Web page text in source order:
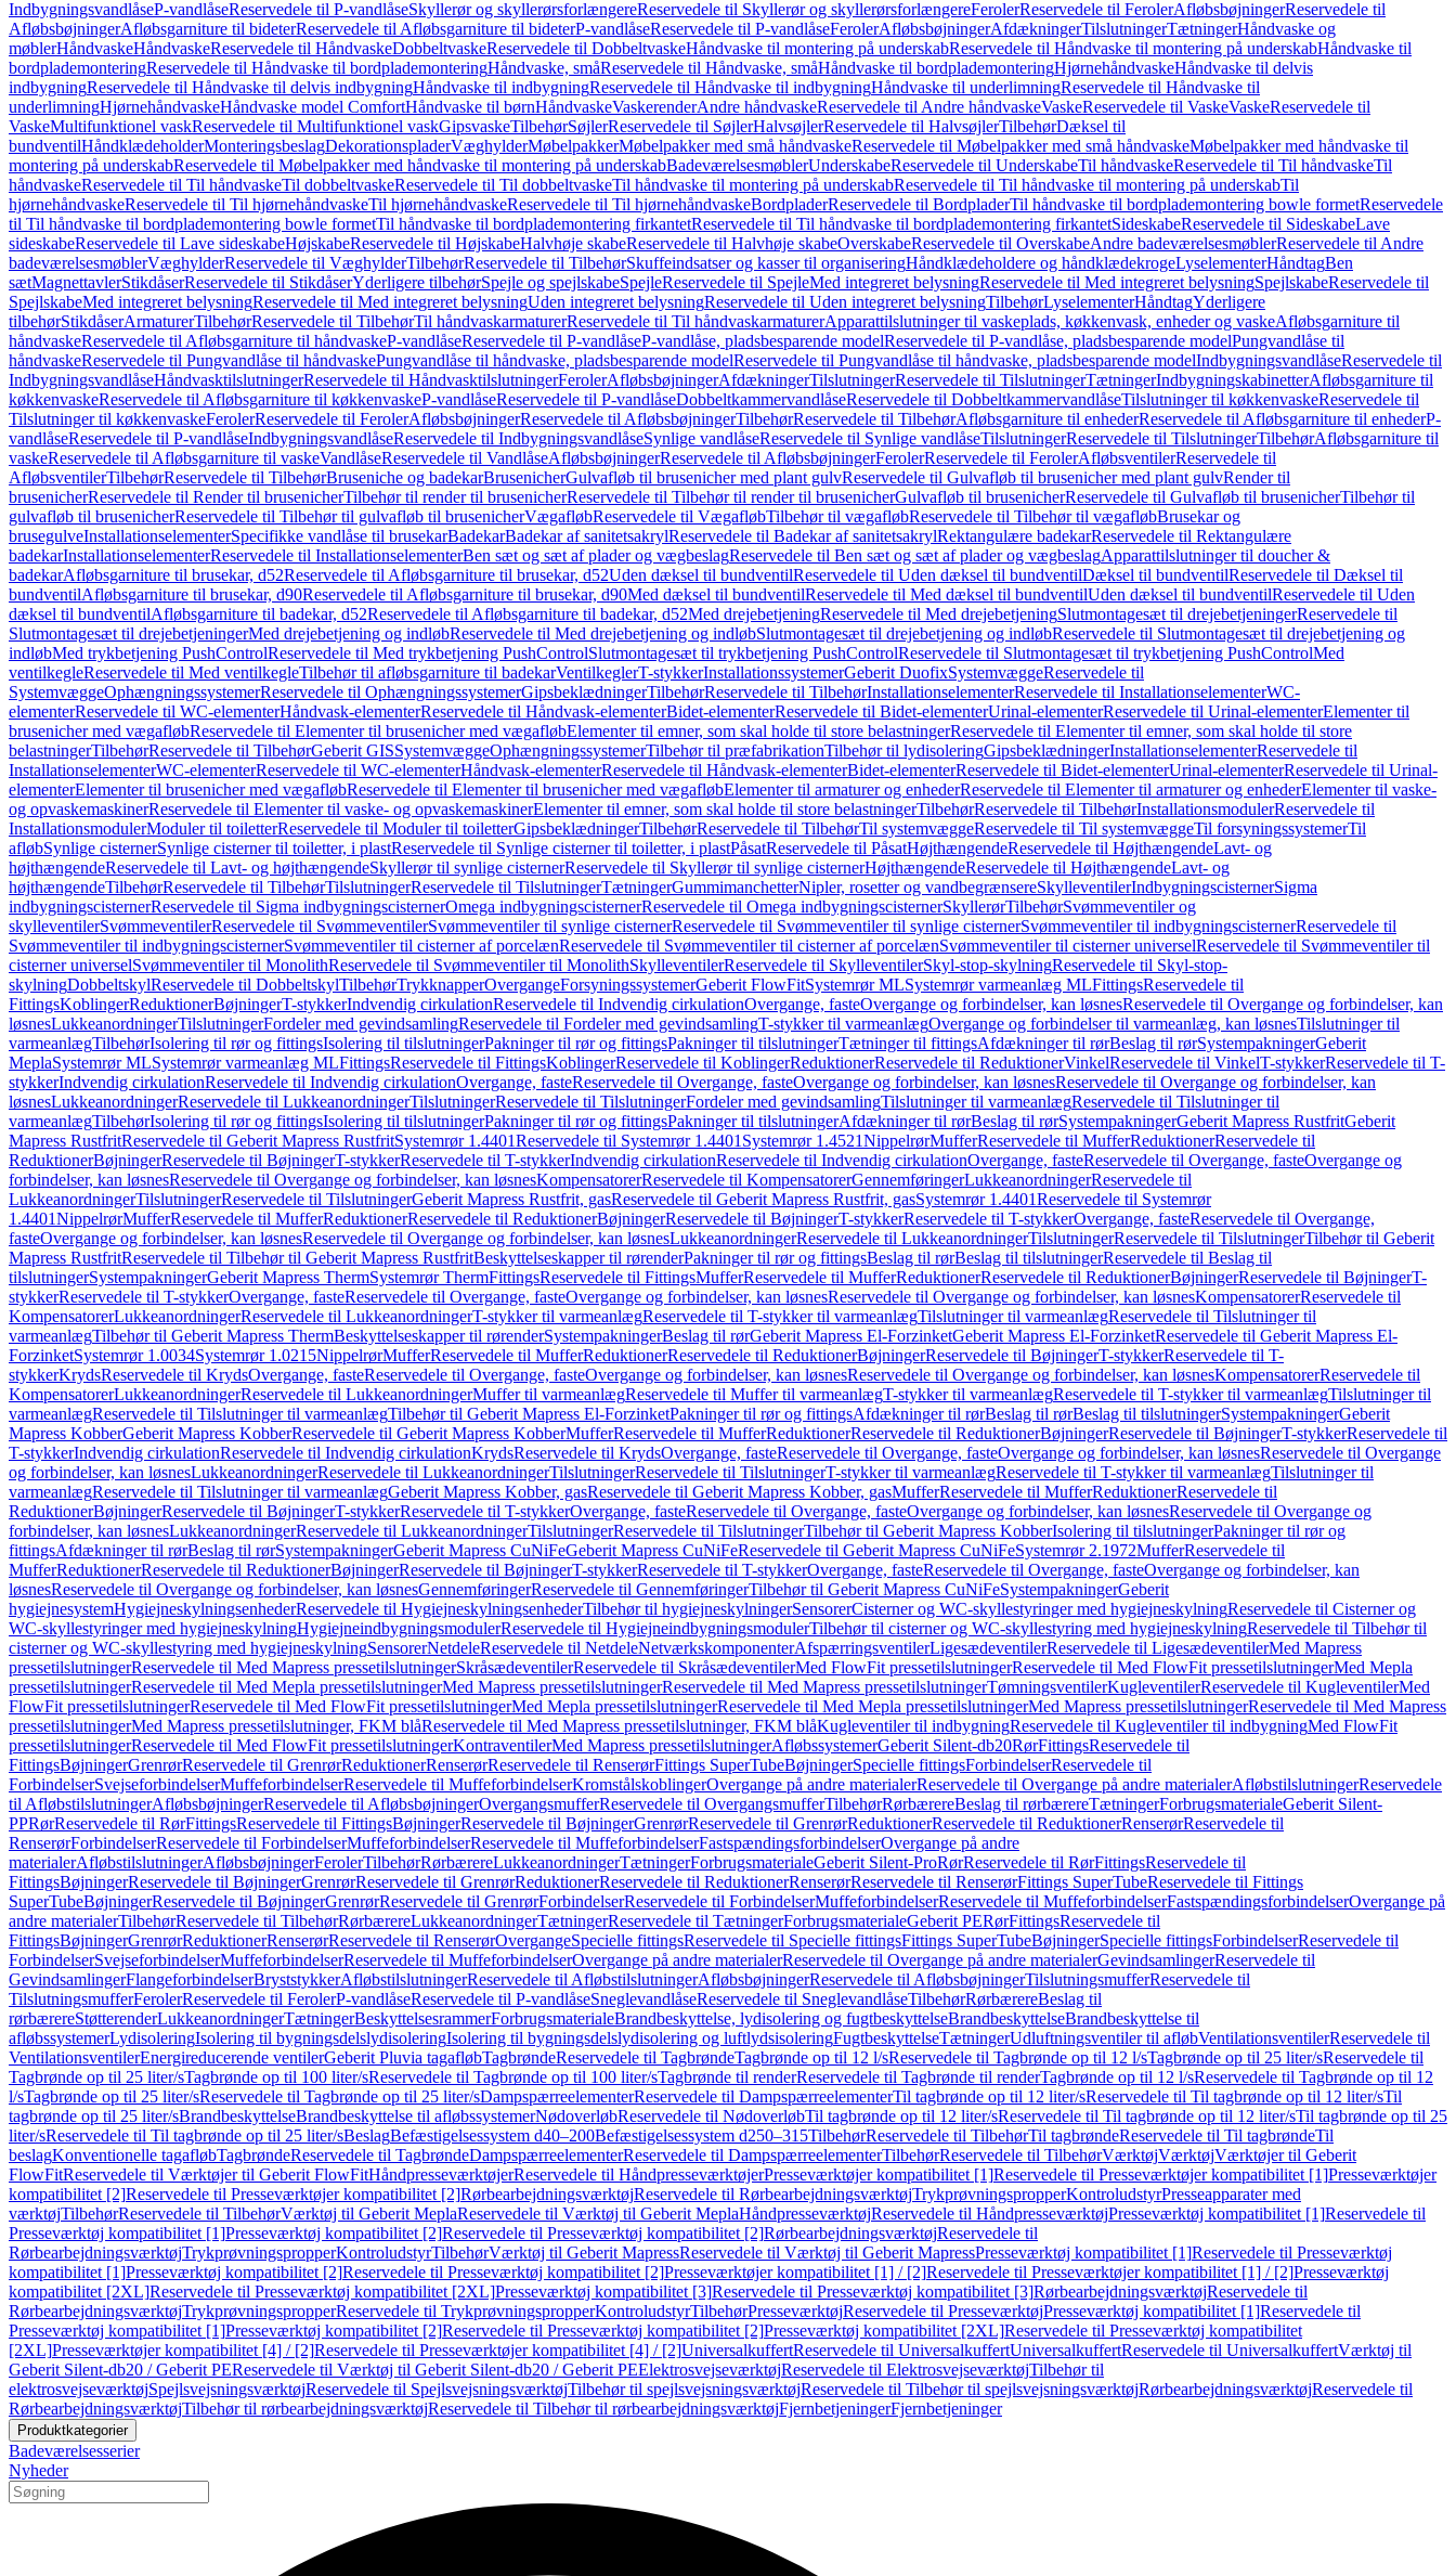
IndbygningsvandlåseP-vandlåseReservedele til P-vandlåseSkyllerør og skyllerørsforlængereReservedele til Skyllerør og skyllerørsforlængereFerolerReservedele til FerolerAfløbsbøjningerReservedele til
AfløbsbøjningerAfløbsgarniture til bideterReservedele til Afløbsgarniture til bideterP-vandlåseReservedele til P-vandlåseFerolerAfløbsbøjningerAfdækningerTilslutningerTætningerHåndvaske og
møblerHåndvaskeHåndvaskeReservedele til HåndvaskeDobbeltvaskeReservedele til DobbeltvaskeHåndvaske til montering på underskabReservedele til Håndvaske til montering på underskabHåndvaske til
bordplademonteringReservedele til Håndvaske til bordplademonteringHåndvaske, småReservedele til Håndvaske, småHåndvaske til bordplademonteringHjørnehåndvaskeHåndvaske til delvis
indbygningReservedele til Håndvaske til delvis indbygningHåndvaske til indbygningReservedele til Håndvaske til indbygningHåndvaske til underlimningReservedele til Håndvaske til
underlimningHjørnehåndvaskeHåndvaske model ComfortHåndvaske til børnHåndvaskeVaskerenderAndre håndvaskeReservedele til Andre håndvaskeVaskeReservedele til VaskeVaskeReservedele til
VaskeMultifunktionel vaskReservedele til Multifunktionel vaskGipsvaskeTilbehørSøjlerReservedele til SøjlerHalvsøjlerReservedele til HalvsøjlerTilbehørDæksel til
bundventilHåndklædeholderMonteringsbeslagDekorationspladerVæghylderMøbelpakkerMøbelpakker med små håndvaskeReservedele til Møbelpakker med små håndvaskeMøbelpakker med håndvaske til
montering på underskabReservedele til Møbelpakker med håndvaske til montering på underskabBadeværelsesmøblerUnderskabeReservedele til UnderskabeTil håndvaskeReservedele til Til håndvaskeTil
håndvaskeReservedele til Til håndvaskeTil dobbeltvaskeReservedele til Til dobbeltvaskeTil håndvaske til montering på underskabReservedele til Til håndvaske til montering på underskabTil
hjørnehåndvaskeReservedele til Til hjørnehåndvaskeTil hjørnehåndvaskeReservedele til Til hjørnehåndvaskeBordpladerReservedele til BordpladerTil håndvaske til bordplademontering bowle formetReservedele
til Til håndvaske til bordplademontering bowle formetTil håndvaske til bordplademontering firkantetReservedele til Til håndvaske til bordplademontering firkantetSideskabeReservedele til SideskabeLave
sideskabeReservedele til Lave sideskabeHøjskabeReservedele til HøjskabeHalvhøje skabeReservedele til Halvhøje skabeOverskabeReservedele til OverskabeAndre badeværelsesmøblerReservedele til Andre
badeværelsesmøblerVæghylderReservedele til VæghylderTilbehørReservedele til TilbehørSkuffeindsatser og kasser til organiseringHåndklædeholdere og håndklædekrogeLyselementerHåndtagBen
sætMagnettavlerStikdåserReservedele til StikdåserYderligere tilbehørSpejle og spejlskabeSpejleReservedele til SpejleMed integreret belysningReservedele til Med integreret belysningSpejlskabeReservedele til
SpejlskabeMed integreret belysningReservedele til Med integreret belysningUden integreret belysningReservedele til Uden integreret belysningTilbehørLyselementerHåndtagYderligere
tilbehørStikdåserArmaturerTilbehørReservedele til TilbehørTil håndvaskarmaturerReservedele til Til håndvaskarmaturerApparattilslutninger til vaskeplads, køkkenvask, enheder og vaskeAfløbsgarniture til
håndvaskeReservedele til Afløbsgarniture til håndvaskeP-vandlåseReservedele til P-vandlåseP-vandlåse, pladsbesparende modelReservedele til P-vandlåse, pladsbesparende modelPungvandlåse til
håndvaskeReservedele til Pungvandlåse til håndvaskePungvandlåse til håndvaske, pladsbesparende modelReservedele til Pungvandlåse til håndvaske, pladsbesparende modelIndbygningsvandlåseReservedele til
IndbygningsvandlåseHåndvasktilslutningerReservedele til HåndvasktilslutningerFerolerAfløbsbøjningerAfdækningerTilslutningerReservedele til TilslutningerTætningerIndbygningskabinetterAfløbsgarniture til
køkkenvaskeReservedele til Afløbsgarniture til køkkenvaskeP-vandlåseReservedele til P-vandlåseDobbeltkammervandlåseReservedele til DobbeltkammervandlåseTilslutninger til køkkenvaskeReservedele til
Tilslutninger til køkkenvaskeFerolerReservedele til FerolerAfløbsbøjningerReservedele til AfløbsbøjningerTilbehørReservedele til TilbehørAfløbsgarniture til enhederReservedele til Afløbsgarniture til enhederP-
vandlåseReservedele til P-vandlåseIndbygningsvandlåseReservedele til IndbygningsvandlåseSynlige vandlåseReservedele til Synlige vandlåseTilslutningerReservedele til TilslutningerTilbehørAfløbsgarniture til
vaskeReservedele til Afløbsgarniture til vaskeVandlåseReservedele til VandlåseAfløbsbøjningerReservedele til AfløbsbøjningerFerolerReservedele til FerolerAfløbsventilerReservedele til
AfløbsventilerTilbehørReservedele til TilbehørBruseniche og badekarBrusenicherGulvafløb til brusenicher med plant gulvReservedele til Gulvafløb til brusenicher med plant gulvRender til
brusenicherReservedele til Render til brusenicherTilbehør til render til brusenicherReservedele til Tilbehør til render til brusenicherGulvafløb til brusenicherReservedele til Gulvafløb til brusenicherTilbehør til
gulvafløb til brusenicherReservedele til Tilbehør til gulvafløb til brusenicherVægafløbReservedele til VægafløbTilbehør til vægafløbReservedele til Tilbehør til vægafløbBrusekar og
brusegulveInstallationselementerSpecifikke vandlåse til brusekarBadekarBadekar af sanitetsakrylReservedele til Badekar af sanitetsakrylRektangulære badekarReservedele til Rektangulære
badekarInstallationselementerReservedele til InstallationselementerBen sæt og sæt af plader og vægbeslagReservedele til Ben sæt og sæt af plader og vægbeslagApparattilslutninger til doucher &
badekarAfløbsgarniture til brusekar, d52Reservedele til Afløbsgarniture til brusekar, d52Uden dæksel til bundventilReservedele til Uden dæksel til bundventilDæksel til bundventilReservedele til Dæksel til
bundventilAfløbsgarniture til brusekar, d90Reservedele til Afløbsgarniture til brusekar, d90Med dæksel til bundventilReservedele til Med dæksel til bundventilUden dæksel til bundventilReservedele til Uden
dæksel til bundventilAfløbsgarniture til badekar, d52Reservedele til Afløbsgarniture til badekar, d52Med drejebetjeningReservedele til Med drejebetjeningSlutmontagesæt til drejebetjeningerReservedele til
Slutmontagesæt til drejebetjeningerMed drejebetjening og indløbReservedele til Med drejebetjening og indløbSlutmontagesæt til drejebetjening og indløbReservedele til Slutmontagesæt til drejebetjening og
indløbMed trykbetjening PushControlReservedele til Med trykbetjening PushControlSlutmontagesæt til trykbetjening PushControlReservedele til Slutmontagesæt til trykbetjening PushControlMed
ventilkegleReservedele til Med ventilkegleTilbehør til afløbsgarniture til badekarVentilkeglerT-stykkerInstallationssystemerGeberit DuofixSystemvæggeReservedele til
SystemvæggeOphængningssystemerReservedele til OphængningssystemerGipsbeklædningerTilbehørReservedele til TilbehørInstallationselementerReservedele til InstallationselementerWC-
elementerReservedele til WC-elementerHåndvask-elementerReservedele til Håndvask-elementerBidet-elementerReservedele til Bidet-elementerUrinal-elementerReservedele til Urinal-elementerElementer til
brusenicher med vægafløbReservedele til Elementer til brusenicher med vægafløbElementer til emner, som skal holde til store belastningerReservedele til Elementer til emner, som skal holde til store
belastningerTilbehørReservedele til TilbehørGeberit GISSystemvæggeOphængningssystemerTilbehør til præfabrikationTilbehør til lydisoleringGipsbeklædningerInstallationselementerReservedele til
InstallationselementerWC-elementerReservedele til WC-elementerHåndvask-elementerReservedele til Håndvask-elementerBidet-elementerReservedele til Bidet-elementerUrinal-elementerReservedele til Urinal-
elementerElementer til brusenicher med vægafløbReservedele til Elementer til brusenicher med vægafløbElementer til armaturer og enhederReservedele til Elementer til armaturer og enhederElementer til vaske-
og opvaskemaskinerReservedele til Elementer til vaske- og opvaskemaskinerElementer til emner, som skal holde til store belastningerTilbehørReservedele til TilbehørInstallationsmodulerReservedele til
InstallationsmodulerModuler til toiletterReservedele til Moduler til toiletterGipsbeklædningerTilbehørReservedele til TilbehørTil systemvæggeReservedele til Til systemvæggeTil forsyningssystemerTil
afløbSynlige cisternerSynlige cisterner til toiletter, i plastReservedele til Synlige cisterner til toiletter, i plastPåsatReservedele til PåsatHøjthængendeReservedele til HøjthængendeLavt- og
højthængendeReservedele til Lavt- og højthængendeSkyllerør til synlige cisternerReservedele til Skyllerør til synlige cisternerHøjthængendeReservedele til HøjthængendeLavt- og
højthængendeTilbehørReservedele til TilbehørTilslutningerReservedele til TilslutningerTætningerGummimanchetterNipler, rosetter og vandbegrænsereSkylleventilerIndbygningscisternerSigma
indbygningscisternerReservedele til Sigma indbygningscisternerOmega indbygningscisternerReservedele til Omega indbygningscisternerSkyllerørTilbehørSvømmeventiler og
skylleventilerSvømmeventilerReservedele til SvømmeventilerSvømmeventiler til synlige cisternerReservedele til Svømmeventiler til synlige cisternerSvømmeventiler til indbygningscisternerReservedele til
Svømmeventiler til indbygningscisternerSvømmeventiler til cisterner af porcelænReservedele til Svømmeventiler til cisterner af porcelænSvømmeventiler til cisterner universelReservedele til Svømmeventiler til
cisterner universelSvømmeventiler til MonolithReservedele til Svømmeventiler til MonolithSkylleventilerReservedele til SkylleventilerSkyl-stop-skylningReservedele til Skyl-stop-
skylningDobbeltskylReservedele til DobbeltskylTilbehørTrykknapperOvergangeForsyningssystemerGeberit FlowFitSystemrør MLSystemrør varmeanlæg MLFittingsReservedele til
FittingsKoblingerReduktionerBøjningerT-stykkerIndvendig cirkulationReservedele til Indvendig cirkulationOvergange, fasteOvergange og forbindelser, kan løsnesReservedele til Overgange og forbindelser, kan
løsnesLukkeanordningerTilslutningerFordeler med gevindsamlingReservedele til Fordeler med gevindsamlingT-stykker til varmeanlægOvergange og forbindelser til varmeanlæg, kan løsnesTilslutninger til
varmeanlægTilbehørIsolering til rør og fittingsIsolering til tilslutningerPakninger til rør og fittingsPakninger til tilslutningerTætninger til fittingsAfdækninger til rørBeslag til rørSystempakningerGeberit
MeplaSystemrør MLSystemrør varmeanlæg MLFittingsReservedele til FittingsKoblingerReservedele til KoblingerReduktionerReservedele til ReduktionerVinkelReservedele til VinkelT-stykkerReservedele til T-
stykkerIndvendig cirkulationReservedele til Indvendig cirkulationOvergange, fasteReservedele til Overgange, fasteOvergange og forbindelser, kan løsnesReservedele til Overgange og forbindelser, kan
løsnesLukkeanordningerReservedele til LukkeanordningerTilslutningerReservedele til TilslutningerFordeler med gevindsamlingTilslutninger til varmeanlægReservedele til Tilslutninger til
varmeanlægTilbehørIsolering til rør og fittingsIsolering til tilslutningerPakninger til rør og fittingsPakninger til tilslutningerAfdækninger til rørBeslag til rørSystempakningerGeberit Mapress RustfritGeberit
Mapress RustfritReservedele til Geberit Mapress RustfritSystemrør 1.4401Reservedele til Systemrør 1.4401 Systemrør 1.4521NippelrørMufferReservedele til MufferReduktionerReservedele til
ReduktionerBøjningerReservedele til BøjningerT-stykkerReservedele til T-stykkerIndvendig cirkulationReservedele til Indvendig cirkulationOvergange, fasteReservedele til Overgange, fasteOvergange og
forbindelser, kan løsnesReservedele til Overgange og forbindelser, kan løsnesKompensatorerReservedele til KompensatorerGennemføringerLukkeanordningerReservedele til
LukkeanordningerTilslutningerReservedele til TilslutningerGeberit Mapress Rustfrit, gasReservedele til Geberit Mapress Rustfrit, gasSystemrør 1.4401Reservedele til Systemrør
1.4401NippelrørMufferReservedele til MufferReduktionerReservedele til ReduktionerBøjningerReservedele til BøjningerT-stykkerReservedele til T-stykkerOvergange, fasteReservedele til Overgange,
fasteOvergange og forbindelser, kan løsnesReservedele til Overgange og forbindelser, kan løsnesLukkeanordningerReservedele til LukkeanordningerTilslutningerReservedele til TilslutningerTilbehør til Geberit
Mapress RustfritReservedele til Tilbehør til Geberit Mapress RustfritBeskyttelseskapper til rørenderPakninger til rør og fittingsBeslag til rørBeslag til tilslutningerReservedele til Beslag til
tilslutningerSystempakningerGeberit Mapress ThermSystemrør ThermFittingsReservedele til FittingsMufferReservedele til MufferReduktionerReservedele til ReduktionerBøjningerReservedele til BøjningerT-
stykkerReservedele til T-stykkerOvergange, fasteReservedele til Overgange, fasteOvergange og forbindelser, kan løsnesReservedele til Overgange og forbindelser, kan løsnesKompensatorerReservedele til
KompensatorerLukkeanordningerReservedele til LukkeanordningerT-stykker til varmeanlægReservedele til T-stykker til varmeanlægTilslutninger til varmeanlægReservedele til Tilslutninger til
varmeanlægTilbehør til Geberit Mapress ThermBeskyttelseskapper til rørenderSystempakningerBeslag til rørGeberit Mapress El-ForzinketGeberit Mapress El-ForzinketReservedele til Geberit Mapress El-
ForzinketSystemrør 1.0034Systemrør 1.0215NippelrørMufferReservedele til MufferReduktionerReservedele til ReduktionerBøjningerReservedele til BøjningerT-stykkerReservedele til T-
stykkerKrydsReservedele til KrydsOvergange, fasteReservedele til Overgange, fasteOvergange og forbindelser, kan løsnesReservedele til Overgange og forbindelser, kan løsnesKompensatorerReservedele til
KompensatorerLukkeanordningerReservedele til LukkeanordningerMuffer til varmeanlægReservedele til Muffer til varmeanlægT-stykker til varmeanlægReservedele til T-stykker til varmeanlægTilslutninger til
varmeanlægReservedele til Tilslutninger til varmeanlægTilbehør til Geberit Mapress El-ForzinketPakninger til rør og fittingsAfdækninger til rørBeslag til rørBeslag til tilslutningerSystempakningerGeberit
Mapress KobberGeberit Mapress KobberReservedele til Geberit Mapress KobberMufferReservedele til MufferReduktionerReservedele til ReduktionerBøjningerReservedele til BøjningerT-stykkerReservedele til
T-stykkerIndvendig cirkulationReservedele til Indvendig cirkulationKrydsReservedele til KrydsOvergange, fasteReservedele til Overgange, fasteOvergange og forbindelser, kan løsnesReservedele til Overgange
og forbindelser, kan løsnesLukkeanordningerReservedele til LukkeanordningerTilslutningerReservedele til TilslutningerT-stykker til varmeanlægReservedele til T-stykker til varmeanlægTilslutninger til
varmeanlægReservedele til Tilslutninger til varmeanlægGeberit Mapress Kobber, gasReservedele til Geberit Mapress Kobber, gasMufferReservedele til MufferReduktionerReservedele til
ReduktionerBøjningerReservedele til BøjningerT-stykkerReservedele til T-stykkerOvergange, fasteReservedele til Overgange, fasteOvergange og forbindelser, kan løsnesReservedele til Overgange og
forbindelser, kan løsnesLukkeanordningerReservedele til LukkeanordningerTilslutningerReservedele til TilslutningerTilbehør til Geberit Mapress KobberIsolering til tilslutningerPakninger til rør og
fittingsAfdækninger til rørBeslag til rørSystempakningerGeberit Mapress CuNiFeGeberit Mapress CuNiFeReservedele til Geberit Mapress CuNiFeSystemrør 2.1972MufferReservedele til
MufferReduktionerReservedele til ReduktionerBøjningerReservedele til BøjningerT-stykkerReservedele til T-stykkerOvergange, fasteReservedele til Overgange, fasteOvergange og forbindelser, kan
løsnesReservedele til Overgange og forbindelser, kan løsnesGennemføringerReservedele til GennemføringerTilbehør til Geberit Mapress CuNiFeSystempakningerGeberit
hygiejnesystemHygiejneskylningsenhederReservedele til HygiejneskylningsenhederTilbehør til hygiejneskylningerSensorerCisterner og WC-skyllestyringer med hygiejneskylningReservedele til Cisterner og
WC-skyllestyringer med hygiejneskylningHygiejneindbygningsmodulerReservedele til HygiejneindbygningsmodulerTilbehør til cisterner og WC-skyllestyring med hygiejneskylningReservedele til Tilbehør til
cisterner og WC-skyllestyring med hygiejneskylningSensorerNetdeleReservedele til NetdeleNetværkskomponenterAfspærringsventilerLigesædeventilerReservedele til LigesædeventilerMed Mapress
pressetilslutningerReservedele til Med Mapress pressetilslutningerSkråsædeventilerReservedele til SkråsædeventilerMed FlowFit pressetilslutningerReservedele til Med FlowFit pressetilslutningerMed Mepla
pressetilslutningerReservedele til Med Mepla pressetilslutningerMed Mapress pressetilslutningerReservedele til Med Mapress pressetilslutningerTømningsventilerKugleventilerReservedele til KugleventilerMed
FlowFit pressetilslutningerReservedele til Med FlowFit pressetilslutningerMed Mepla pressetilslutningerReservedele til Med Mepla pressetilslutningerMed Mapress pressetilslutningerReservedele til Med Mapress
pressetilslutningerMed Mapress pressetilslutninger, FKM blåReservedele til Med Mapress pressetilslutninger, FKM blåKugleventiler til indbygningReservedele til Kugleventiler til indbygningMed FlowFit
pressetilslutningerReservedele til Med FlowFit pressetilslutningerKontraventilerMed Mapress pressetilslutningerAfløbssystemerGeberit Silent-db20RørFittingsReservedele til
FittingsBøjningerGrenrørReservedele til GrenrørReduktionerRenserørReservedele til RenserørFittings SuperTubeBøjningerSpecielle fittingsForbindelserReservedele til
ForbindelserSvejseforbindelserMuffeforbindelserReservedele til MuffeforbindelserKromstålskoblingerOvergange på andre materialerReservedele til Overgange på andre materialerAfløbstilslutningerReservedele
til AfløbstilslutningerAfløbsbøjningerReservedele til AfløbsbøjningerOvergangsmufferReservedele til OvergangsmufferTilbehørRørbærereBeslag til rørbærereTætningerForbrugsmaterialeGeberit Silent-
PPRørReservedele til RørFittingsReservedele til FittingsBøjningerReservedele til BøjningerGrenrørReservedele til GrenrørReduktionerReservedele til ReduktionerRenserørReservedele til
RenserørForbindelserReservedele til ForbindelserMuffeforbindelserReservedele til MuffeforbindelserFastspændingsforbindelserOvergange på andre
materialerAfløbstilslutningerAfløbsbøjningerFerolerTilbehørRørbærereLukkeanordningerTætningerForbrugsmaterialeGeberit Silent-ProRørReservedele til RørFittingsReservedele til
FittingsBøjningerReservedele til BøjningerGrenrørReservedele til GrenrørReduktionerReservedele til ReduktionerRenserørReservedele til RenserørFittings SuperTubeReservedele til Fittings
SuperTubeBøjningerReservedele til BøjningerGrenrørReservedele til GrenrørForbindelserReservedele til ForbindelserMuffeforbindelserReservedele til MuffeforbindelserFastspændingsforbindelserOvergange på
andre materialerTilbehørReservedele til TilbehørRørbærereLukkeanordningerTætningerReservedele til TætningerForbrugsmaterialeGeberit PERørFittingsReservedele til
FittingsBøjningerGrenrørReduktionerRenserørReservedele til RenserørOvergangeSpecielle fittingsReservedele til Specielle fittingsFittings SuperTubeBøjningerSpecielle fittingsForbindelserReservedele til
ForbindelserSvejseforbindelserMuffeforbindelserReservedele til MuffeforbindelserOvergange på andre materialerReservedele til Overgange på andre materialerGevindsamlingerReservedele til
GevindsamlingerFlangeforbindelserBryststykkerAfløbstilslutningerReservedele til AfløbstilslutningerAfløbsbøjningerReservedele til AfløbsbøjningerTilslutningsmufferReservedele til
TilslutningsmufferFerolerReservedele til FerolerP-vandlåseReservedele til P-vandlåseSneglevandlåseReservedele til SneglevandlåseTilbehørRørbærereBeslag til
rørbærereStøtterenderLukkeanordningerTætningerBeskyttelsesrammerForbrugsmaterialeBrandbeskyttelse, lydisolering og fugtbeskyttelseBrandbeskyttelseBrandbeskyttelse til
afløbssystemerLydisoleringIsolering til bygningsdelslydisoleringIsolering til bygningsdelslydisolering og luftlydsisoleringFugtbeskyttelseTætningerUdluftningsventiler til afløbVentilationsventilerReservedele til
VentilationsventilerEnergireducerende ventilerGeberit Pluvia tagafløbTagbrøndeReservedele til TagbrøndeTagbrønde op til 12 l/sReservedele til Tagbrønde op til 12 l/sTagbrønde op til 25 liter/sReservedele til
Tagbrønde op til 25 liter/sTagbrønde op til 100 liter/sReservedele til Tagbrønde op til 100 liter/sTagbrønde til renderReservedele til Tagbrønde til renderTagbrønde op til 12 l/sReservedele til Tagbrønde op til 12
l/sTagbrønde op til 25 liter/sReservedele til Tagbrønde op til 25 liter/sDampspærreelementerReservedele til DampspærreelementerTil tagbrønde op til 12 liter/sReservedele til Til tagbrønde op til 12 liter/sTil
tagbrønde op til 25 liter/sBrandbeskyttelseBrandbeskyttelse til afløbssystemerNødoverløbReservedele til NødoverløbTil tagbrønde op til 12 liter/sReservedele til Til tagbrønde op til 12 liter/sTil tagbrønde op til 25
liter/sReservedele til Til tagbrønde op til 25 liter/sBeslagBefæstigelsessystem d40–200Befæstigelsessystem d250–315TilbehørReservedele til TilbehørTil tagbrøndeReservedele til Til tagbrøndeTil
beslagKonventionelle tagafløbTagbrøndeReservedele til TagbrøndeDampspærreelementerReservedele til DampspærreelementerTilbehørReservedele til TilbehørVærktøjVærktøjVærktøjer til Geberit
FlowFitReservedele til Værktøjer til Geberit FlowFitHåndpresseværktøjerReservedele til HåndpresseværktøjerPresseværktøjer kompatibilitet [1]Reservedele til Presseværktøjer kompatibilitet [1]Presseværktøjer
kompatibilitet [2]Reservedele til Presseværktøjer kompatibilitet [2]RørbearbejdningsværktøjReservedele til RørbearbejdningsværktøjTrykprøvningspropperKontroludstyrPresseapparater med
værktøjTilbehørReservedele til TilbehørVærktøj til Geberit MeplaReservedele til Værktøj til Geberit MeplaHåndpresseværktøjReservedele til HåndpresseværktøjPresseværktøj kompatibilitet [1]Reservedele til
Presseværktøj kompatibilitet [1]Presseværktøj kompatibilitet [2]Reservedele til Presseværktøj kompatibilitet [2]RørbearbejdningsværktøjReservedele til
RørbearbejdningsværktøjTrykprøvningspropperKontroludstyrTilbehørVærktøj til Geberit MapressReservedele til Værktøj til Geberit MapressPresseværktøj kompatibilitet [1]Reservedele til Presseværktøj
kompatibilitet [1]Presseværktøj kompatibilitet [2]Reservedele til Presseværktøj kompatibilitet [2]Presseværktøjer kompatibilitet [1] / [2]Reservedele til Presseværktøjer kompatibilitet [1] / [2]Presseværktøj
kompatibilitet [2XL]Reservedele til Presseværktøj kompatibilitet [2XL]Presseværktøj kompatibilitet [3]Reservedele til Presseværktøj kompatibilitet [3]RørbearbejdningsværktøjReservedele til
RørbearbejdningsværktøjTrykprøvningspropperReservedele til TrykprøvningspropperKontroludstyrTilbehørPresseværktøjReservedele til PresseværktøjPresseværktøj kompatibilitet [1]Reservedele til
Presseværktøj kompatibilitet [1]Presseværktøj kompatibilitet [2]Reservedele til Presseværktøj kompatibilitet [2]Presseværktøj kompatibilitet [2XL]Reservedele til Presseværktøj kompatibilitet
[2XL]Presseværktøjer kompatibilitet [4] / [2]Reservedele til Presseværktøjer kompatibilitet [4] / [2]UniversalkuffertReservedele til UniversalkuffertUniversalkuffertReservedele til UniversalkuffertVærktøj til
Geberit Silent-db20 / Geberit PEReservedele til Værktøj til Geberit Silent-db20 / Geberit PEElektrosvejseværktøjReservedele til ElektrosvejseværktøjTilbehør til
elektrosvejseværktøjSpejlsvejsningsværktøjReservedele til SpejlsvejsningsværktøjTilbehør til spejlsvejsningsværktøjReservedele til Tilbehør til spejlsvejsningsværktøjRørbearbejdningsværktøjReservedele til
RørbearbejdningsværktøjTilbehør til rørbearbejdningsværktøjReservedele til Tilbehør til rørbearbejdningsværktøjFjernbetjeningerFjernbetjeninger
Produktkategorier
Badeværelsesserier
Nyheder